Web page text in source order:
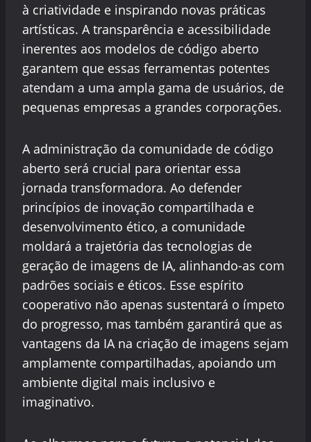
à criatividade e inspirando novas práticas
artísticas. A transparência e acessibilidade
inerentes aos modelos de código aberto
garantem que essas ferramentas potentes
atendam a uma ampla gama de usuários, de
pequenas empresas a grandes corporações.
A administração da comunidade de código
aberto será crucial para orientar essa
jornada transformadora. Ao defender
princípios de inovação compartilhada e
desenvolvimento ético, a comunidade
moldará a trajetória das tecnologias de
geração de imagens de IA, alinhando-as com
padrões sociais e éticos. Esse espírito
cooperativo não apenas sustentará o ímpeto
do progresso, mas também garantirá que as
vantagens da IA na criação de imagens sejam
amplamente compartilhadas, apoiando um
ambiente digital mais inclusivo e
imaginativo.